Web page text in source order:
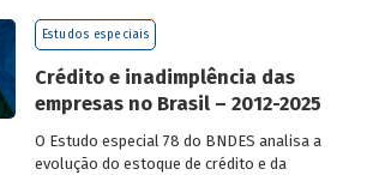
Estudos especiais
Crédito e inadimplência das
empresas no Brasil – 2012-2025
O Estudo especial 78 do BNDES analisa a
evolução do estoque de crédito e da